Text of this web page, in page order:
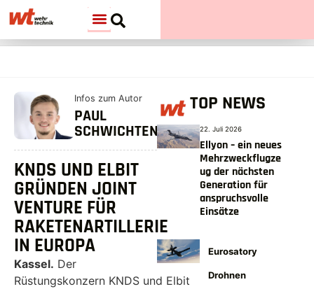
Infos zum Autor
PAUL
SCHWICHTENBERG
KNDS UND ELBIT
GRÜNDEN JOINT
VENTURE FÜR
RAKETENARTILLERIE
IN EUROPA
Kassel. Der
Rüstungskonzern KNDS und Elbit
TOP NEWS
22. Juli 2026
Ellyon – ein neues
Mehrzweckflugze
ug der nächsten
Generation für
anspruchsvolle
Einsätze
Eurosatory
Drohnen